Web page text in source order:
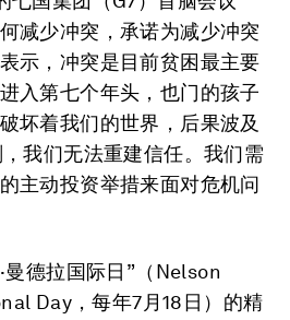
减少冲突，承诺为减少冲突
示，冲突是目前贫困最主要
入第七个年头，也门的孩子
坏着我们的世界，后果波及
我们无法重建信任。我们需
主动投资举措来面对危机问
曼德拉国际日”（Nelson
Day，每年7月18日）的精